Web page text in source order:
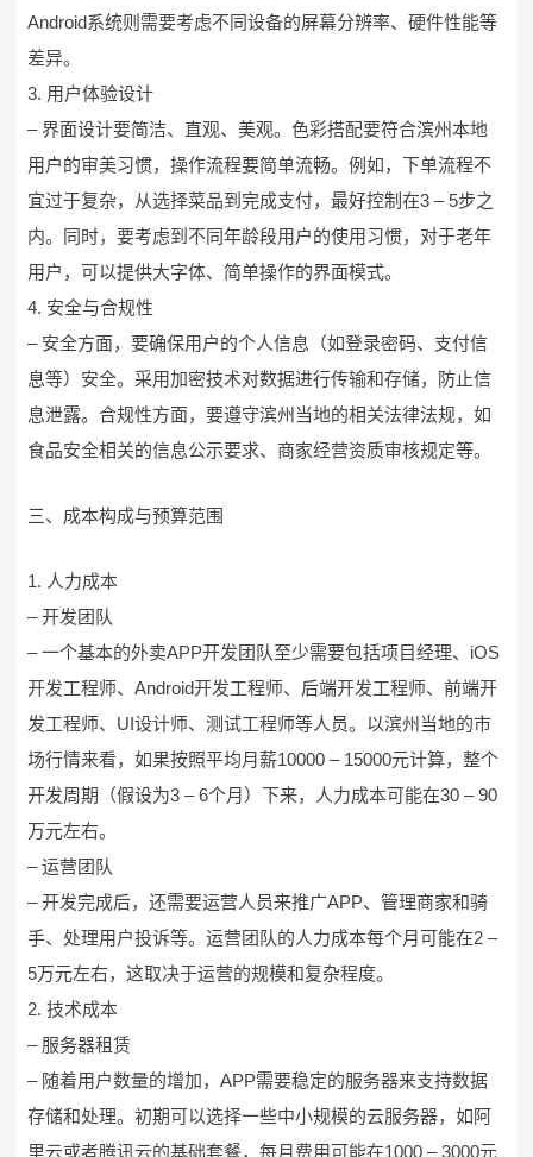
Android系统则需要考虑不同设备的屏幕分辨率、硬件性能等
差异。
3. 用户体验设计
– 界面设计要简洁、直观、美观。色彩搭配要符合滨州本地
用户的审美习惯，操作流程要简单流畅。例如，下单流程不
宜过于复杂，从选择菜品到完成支付，最好控制在3 – 5步之
内。同时，要考虑到不同年龄段用户的使用习惯，对于老年
用户，可以提供大字体、简单操作的界面模式。
4. 安全与合规性
– 安全方面，要确保用户的个人信息（如登录密码、支付信
息等）安全。采用加密技术对数据进行传输和存储，防止信
息泄露。合规性方面，要遵守滨州当地的相关法律法规，如
食品安全相关的信息公示要求、商家经营资质审核规定等。
三、成本构成与预算范围
1. 人力成本
– 开发团队
– 一个基本的外卖APP开发团队至少需要包括项目经理、iOS
开发工程师、Android开发工程师、后端开发工程师、前端开
发工程师、UI设计师、测试工程师等人员。以滨州当地的市
场行情来看，如果按照平均月薪10000 – 15000元计算，整个
开发周期（假设为3 – 6个月）下来，人力成本可能在30 – 90
万元左右。
– 运营团队
– 开发完成后，还需要运营人员来推广APP、管理商家和骑
手、处理用户投诉等。运营团队的人力成本每个月可能在2 –
5万元左右，这取决于运营的规模和复杂程度。
2. 技术成本
– 服务器租赁
– 随着用户数量的增加，APP需要稳定的服务器来支持数据
存储和处理。初期可以选择一些中小规模的云服务器，如阿
里云或者腾讯云的基础套餐，每月费用可能在1000 – 3000元